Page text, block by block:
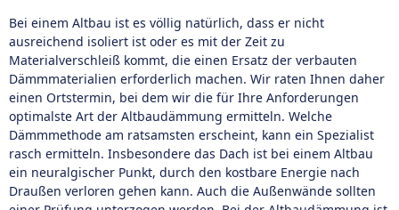
Bei einem Altbau ist es völlig natürlich, dass er nicht
ausreichend isoliert ist oder es mit der Zeit zu
Materialverschleiß kommt, die einen Ersatz der verbauten
Dämmmaterialien erforderlich machen. Wir raten Ihnen daher
einen Ortstermin, bei dem wir die für Ihre Anforderungen
optimalste Art der Altbaudämmung ermitteln. Welche
Dämmmethode am ratsamsten erscheint, kann ein Spezialist
rasch ermitteln. Insbesondere das Dach ist bei einem Altbau
ein neuralgischer Punkt, durch den kostbare Energie nach
Draußen verloren gehen kann. Auch die Außenwände sollten